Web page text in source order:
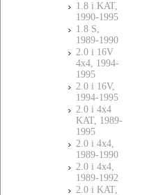
1.8 i KAT,
1990-1995
1.8 S,
1989-1990
2.0 i 16V
4x4, 1994-
1995
2.0 i 16V,
1994-1995
2.0 i 4x4
KAT, 1989-
1995
2.0 i 4x4,
1989-1990
2.0 i 4x4,
1989-1992
2.0 i KAT,